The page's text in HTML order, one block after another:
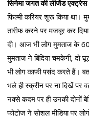
सिनेमा जगत की लीजेंड
फिल्मी करियर शुरू किया था।
तारीफ करने पर मजबूर कर
दी। आज भी लोग मुमताज के
मुमताज ने बिंदिया चमकेगी, दो
भी लोग काफी पसंद करते हैं।
भले ही स्क्रीन पर ना दिखें पर
नक्से कदम पर ही उनकी दोनों
फोटोज ने सोशल मीडिया पर